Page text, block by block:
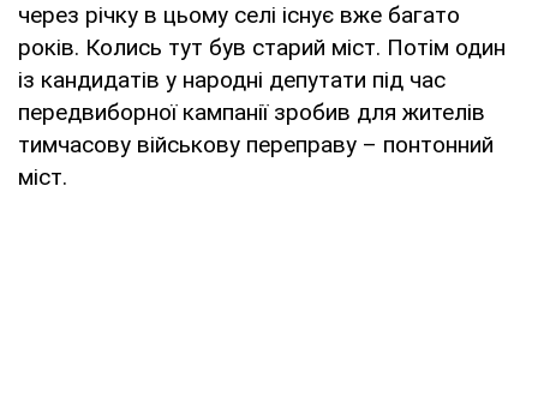
через річку в цьому селі існує вже багато
років. Колись тут був старий міст. Потім один
із кандидатів у народні депутати під час
передвиборної кампанії зробив для жителів
тимчасову військову переправу – понтонний
міст.